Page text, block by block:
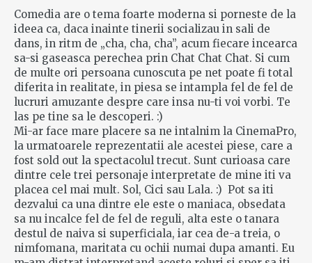
Comedia are o tema foarte moderna si porneste de la
ideea ca, daca inainte tinerii socializau in sali de
dans, in ritm de „cha, cha, cha”, acum fiecare incearca
sa-si gaseasca perechea prin Chat Chat Chat. Si cum
de multe ori persoana cunoscuta pe net poate fi total
diferita in realitate, in piesa se intampla fel de fel de
lucruri amuzante despre care insa nu-ti voi vorbi. Te
las pe tine sa le descoperi. :)
Mi-ar face mare placere sa ne intalnim la CinemaPro,
la urmatoarele reprezentatii ale acestei piese, care a
fost sold out la spectacolul trecut. Sunt curioasa care
dintre cele trei personaje interpretate de mine iti va
placea cel mai mult. Sol, Cici sau Lala. :) Pot sa iti
dezvalui ca una dintre ele este o maniaca, obsedata
sa nu incalce fel de fel de reguli, alta este o tanara
destul de naiva si superficiala, iar cea de-a treia, o
nimfomana, maritata cu ochii numai dupa amanti. Eu